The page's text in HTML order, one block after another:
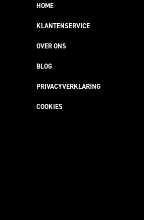
HOME
KLANTENSERVICE
OVER ONS
BLOG
PRIVACYVERKLARING
COOKIES